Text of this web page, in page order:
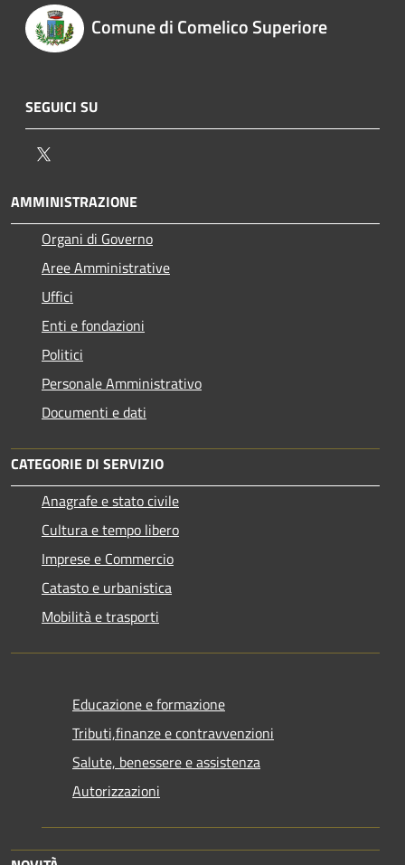
Comune di Comelico Superiore
SEGUICI SU
AMMINISTRAZIONE
Organi di Governo
Aree Amministrative
Uffici
Enti e fondazioni
Politici
Personale Amministrativo
Documenti e dati
CATEGORIE DI SERVIZIO
Anagrafe e stato civile
Cultura e tempo libero
Imprese e Commercio
Catasto e urbanistica
Mobilità e trasporti
Educazione e formazione
Tributi,finanze e contravvenzioni
Salute, benessere e assistenza
Autorizzazioni